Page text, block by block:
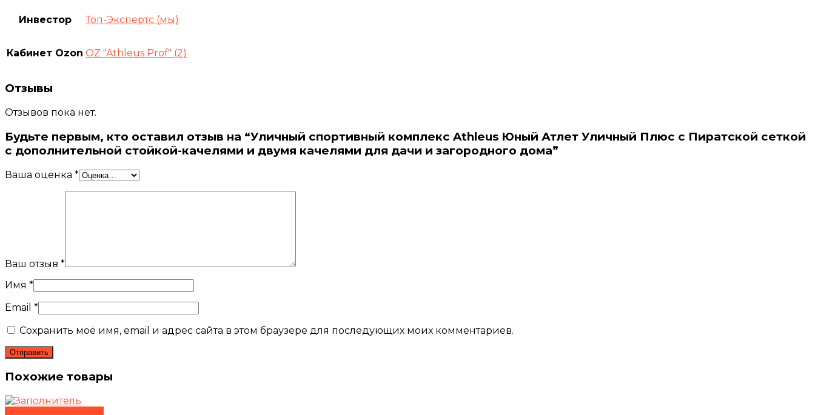
Инвестор Топ-Экспертс (мы)
Кабинет Ozon OZ "Athleus Prof" (2)
Отзывы
Отзывов пока нет.
Будьте первым, кто оставил отзыв на “Уличный спортивный комплекс Athleus Юный Атлет Уличный Плюс с Пиратской сеткой
с дополнительной стойкой-качелями и двумя качелями для дачи и загородного дома”
Ваша оценка *
Ваш отзыв *
Имя *
Email *
Сохранить моё имя, email и адрес сайта в этом браузере для последующих моих комментариев.
Похожие товары